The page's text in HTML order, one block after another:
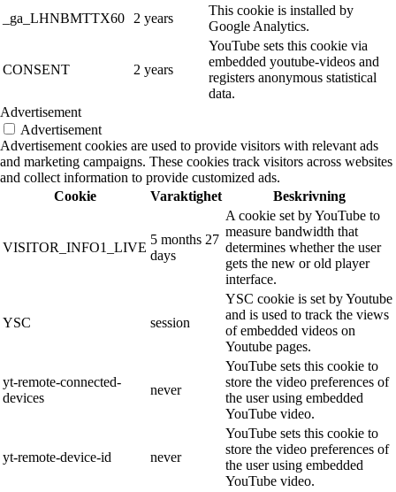
_ga_LHNBMTTX60
2 years
This cookie is installed by
Google Analytics.
CONSENT 2 years
YouTube sets this cookie via
embedded youtube-videos and
registers anonymous statistical
data.
Advertisement
Advertisement
Advertisement cookies are used to provide visitors with relevant ads
and marketing campaigns. These cookies track visitors across websites
and collect information to provide customized ads.
Cookie
Varaktighet Beskrivning
VISITOR_INFO1_LIVE
5 months 27
days
A cookie set by YouTube to
measure bandwidth that
determines whether the user
gets the new or old player
interface.
YSC session
YSC cookie is set by Youtube
and is used to track the views
of embedded videos on
Youtube pages.
yt-remote-connected-
devices
never
YouTube sets this cookie to
store the video preferences of
the user using embedded
YouTube video.
yt-remote-device-id never
YouTube sets this cookie to
store the video preferences of
the user using embedded
YouTube video.